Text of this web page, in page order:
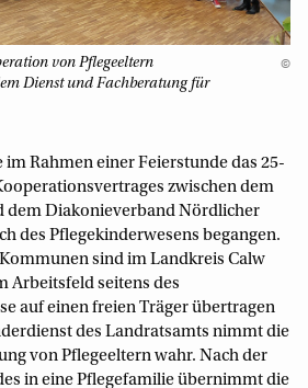
von Pflegeeltern
Dienst und Fachberatung für
©
Rahmen einer Feierstunde das 25-
zwischen dem
dem Diakonieverband Nördlicher
des Pflegekinderwesens begangen.
sind im Landkreis Calw
Arbeitsfeld seitens des
auf einen freien Träger übertragen
des Landratsamts nimmt die
von Pflegeeltern wahr. Nach der
in eine Pflegefamilie übernimmt die